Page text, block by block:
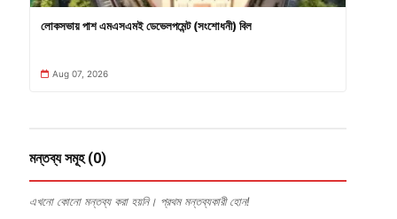
লোকসভায় পাশ এমএসএমই ডেভেলপমেন্ট (সংশোধনী) বিল
Aug 07, 2026
মন্তব্য সমূহ (0)
এখনো কোনো মন্তব্য করা হয়নি। প্রথম মন্তব্যকারী হোন!